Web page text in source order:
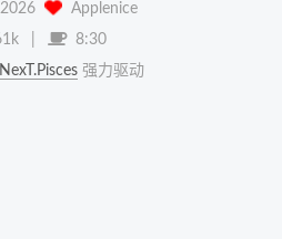
2026
Applenice
8:30
NexT.Pisces 强力驱动